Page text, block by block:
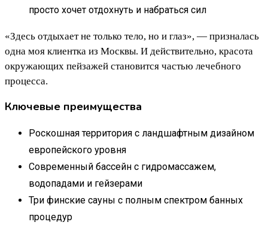
просто хочет отдохнуть и набраться сил
«Здесь отдыхает не только тело, но и глаз», — призналась
одна моя клиентка из Москвы. И действительно, красота
окружающих пейзажей становится частью лечебного
процесса.
Ключевые преимущества
Роскошная территория с ландшафтным дизайном
европейского уровня
Современный бассейн с гидромассажем,
водопадами и гейзерами
Три финские сауны с полным спектром банных
процедур